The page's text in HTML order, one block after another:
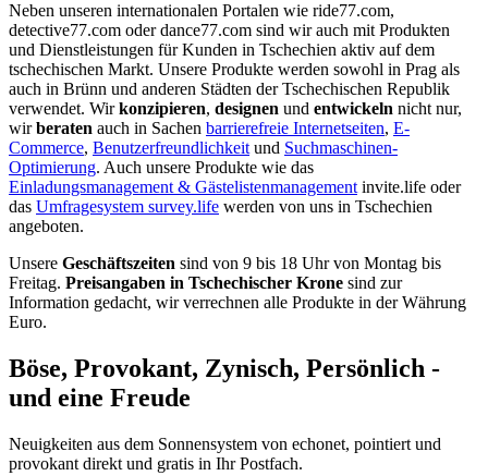
Neben unseren internationalen Portalen wie ride77.com,
detective77.com oder dance77.com sind wir auch mit Produkten
und Dienstleistungen für Kunden in Tschechien aktiv auf dem
tschechischen Markt. Unsere Produkte werden sowohl in Prag als
auch in Brünn und anderen Städten der Tschechischen Republik
verwendet. Wirkonzipieren, designen und entwickeln nicht nur,
wirberaten auch in Sachen barrierefreie Internetseiten, E-
Commerce, Benutzerfreundlichkeit und Suchmaschinen-
Optimierung. Auch unsere Produkte wie das
Einladungsmanagement & Gästelistenmanagement invite.life oder
das Umfragesystem survey.life werden von uns in Tschechien
angeboten.
Unsere Geschäftszeiten sind von 9 bis 18 Uhr von Montag bis
Freitag. Preisangaben in Tschechischer Krone sind zur
Information gedacht, wir verrechnen alle Produkte in der Währung
Euro.
Böse, Provokant, Zynisch, Persönlich -
und eine Freude
Neuigkeiten aus dem Sonnensystem von echonet, pointiert und
provokant direkt und gratis in Ihr Postfach.